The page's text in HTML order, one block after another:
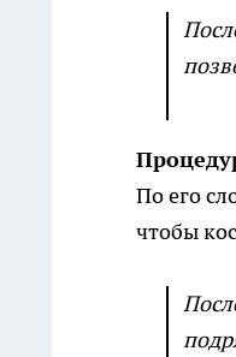
По его
чтобы